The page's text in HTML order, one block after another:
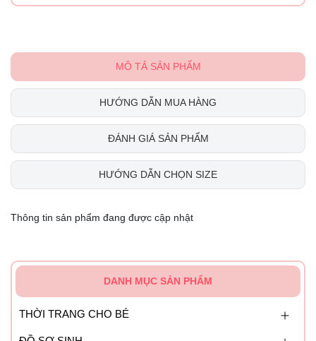
MÔ TẢ SẢN PHẨM
HƯỚNG DẪN MUA HÀNG
ĐÁNH GIÁ SẢN PHẨM
HƯỚNG DẪN CHỌN SIZE
Thông tin sản phẩm đang được cập nhật
DANH MỤC SẢN PHẨM
THỜI TRANG CHO BÉ